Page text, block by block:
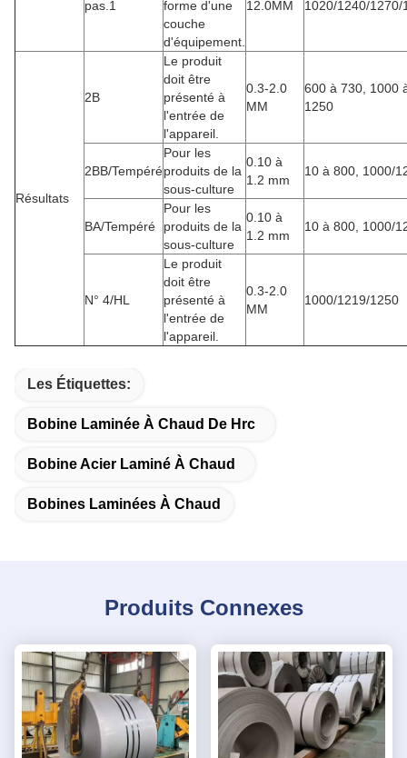
pas.1
forme d'une
couche
d'équipement.
12.0MM 1020/1240/1270/
Résultats
2B
Le produit
doit être
présenté à
l'entrée de
l'appareil.
0.3-2.0
MM
600 à 730, 1000
1250
2BB/Tempéré
Pour les
produits de la
sous-culture
0.10 à
1.2 mm
10 à 800, 1000/
BA/Tempéré
Pour les
produits de la
sous-culture
0.10 à
1.2 mm
10 à 800, 1000/
N° 4/HL
Le produit
doit être
présenté à
l'entrée de
l'appareil.
0.3-2.0
MM
1000/1219/1250
Les Étiquettes:
Bobine Laminée À Chaud De Hrc
Bobine Acier Laminé À Chaud
Bobines Laminées À Chaud
Produits Connexes